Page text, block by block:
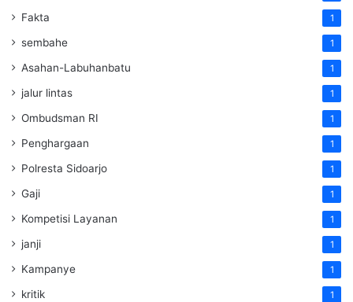
Fakta 1
sembahe 1
Asahan-Labuhanbatu 1
jalur lintas 1
Ombudsman RI 1
Penghargaan 1
Polresta Sidoarjo 1
Gaji 1
Kompetisi Layanan 1
janji 1
Kampanye 1
kritik 1